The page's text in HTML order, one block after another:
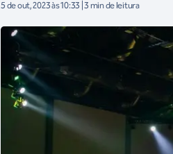
5 de out, 2023 às 10:33 | 3 min de leitura